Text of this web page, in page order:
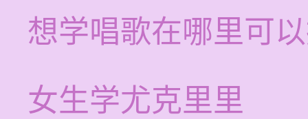
想学唱歌在哪里可
女生学尤克里里